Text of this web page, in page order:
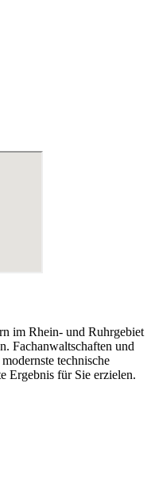
im Rhein- und Ruhrgebiet
Fachanwaltschaften und
technische
Ergebnis für Sie erzielen.